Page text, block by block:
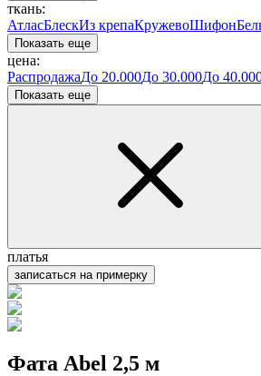
ткань:
АтласБлескИз крепаКружевоШифон
Показать еще
цена:
РаспродажаДо 20.000До 30.000До
Показать еще
платья
записаться на примерку
Фата Abel 2,5 м